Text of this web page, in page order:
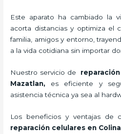
Este aparato ha cambiado la
acorta distancias y optimiza el
familia, amigos y entorno,
a la vida cotidiana sin importar
Nuestro servicio de
Mazatlan, es eficiente y
asistencia técnica ya sea al
Los beneficios y ventajas de
reparación celulares en